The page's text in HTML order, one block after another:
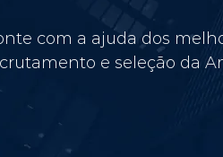
com a ajuda dos
e seleção da